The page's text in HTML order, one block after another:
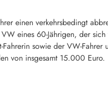
einen verkehrsbedingt
eines 60-Jährigen, der
sowie der VW-
von insgesamt 15.000 Euro.